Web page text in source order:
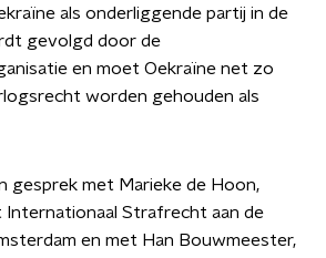
als onderliggende partij in de
gevolgd door de
en moet Oekraïne net zo
worden gehouden als
gesprek met Marieke de Hoon,
Strafrecht aan de
en met Han Bouwmeester,